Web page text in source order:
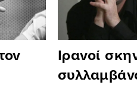
Ιρανοί